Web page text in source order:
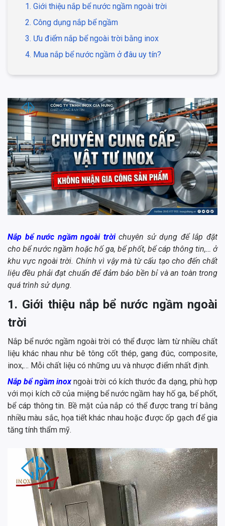
1. Giới thiệu nắp bể nước ngầm ngoài trời
2. Công dụng nắp bể ngầm
3. Ưu điểm nắp bể ngoài trời bằng inox
4. Mua nắp bể nước ngầm ở đâu uy tín?
Nắp bể nước ngầm ngoài trờichuyên sử dụng để lắp đặt
cho bể nước ngầm hoặc hố ga, bể phốt, bể cáp thông tin,… ở
khu vực ngoài trời. Chính vì vậy mà từ cấu tạo cho đến chất
liệu đều phải đạt chuẩn để đảm bảo bền bỉ và an toàn trong
quá trình sử dụng.
1. Giới thiệu nắp bể nước ngầm ngoài
trời
Nắp bể nước ngầm ngoài trời có thể được làm từ nhiều chất
liệu khác nhau như bê tông cốt thép, gang đúc, composite,
inox,… Mỗi chất liệu có những ưu và nhược điểm nhất định.
Nắp bể ngầm inoxngoài trời có kích thước đa dạng, phù hợp
với mọi kích cỡ của miệng bể nước ngầm hay hố ga, bể phốt,
bể cáp thông tin. Bề mặt của nắp có thể được trang trí bằng
nhiều màu sắc, họa tiết khác nhau hoặc được ốp gạch để gia
tăng tính thẩm mỹ.